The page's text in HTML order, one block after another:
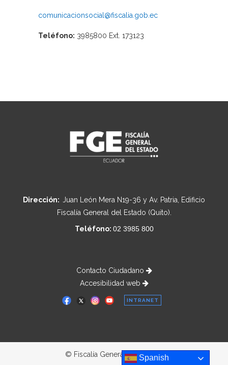
comunicacionsocial@fiscalia.gob.ec
Teléfono: 3985800 Ext. 173123
Dirección: Juan León Mera N19-36 y Av. Patria, Edificio
Fiscalía General del Estado (Quito).
Teléfono: 02 3985 800
Contacto Ciudadano
Accesibilidad web
INTRANET
© Fiscalía General del Estado
Spanish